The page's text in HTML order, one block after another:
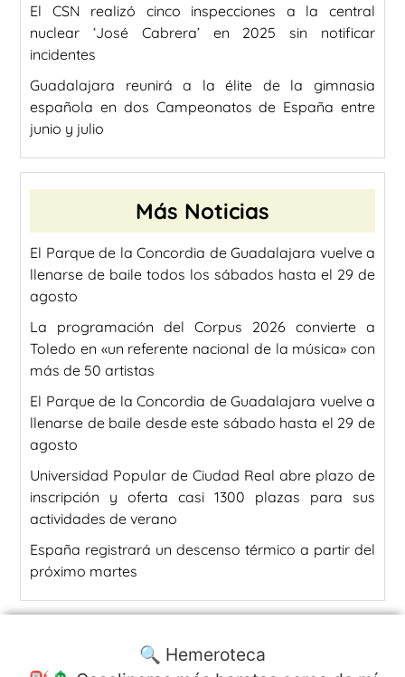
El CSN realizó cinco inspecciones a la central
nuclear ‘José Cabrera’ en 2025 sin notificar
incidentes
Guadalajara reunirá a la élite de la gimnasia
española en dos Campeonatos de España entre
junio y julio
Más Noticias
El Parque de la Concordia de Guadalajara vuelve a
llenarse de baile todos los sábados hasta el 29 de
agosto
La programación del Corpus 2026 convierte a
Toledo en «un referente nacional de la música» con
más de 50 artistas
El Parque de la Concordia de Guadalajara vuelve a
llenarse de baile desde este sábado hasta el 29 de
agosto
Universidad Popular de Ciudad Real abre plazo de
inscripción y oferta casi 1300 plazas para sus
actividades de verano
España registrará un descenso térmico a partir del
próximo martes
🔍 Hemeroteca